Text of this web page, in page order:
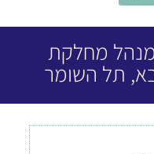
מנהל מחלקת
תל השומר